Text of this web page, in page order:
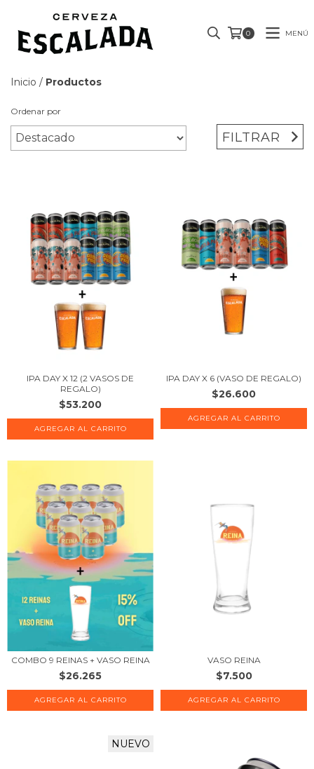
0 MENÚ
Inicio / Productos
Ordenar por
FILTRAR
IPA DAY X 12 (2 VASOS DE
REGALO)
$53.200
IPA DAY X 6 (VASO DE REGALO)
$26.600
COMBO 9 REINAS + VASO REINA
$26.265
VASO REINA
$7.500
NUEVO